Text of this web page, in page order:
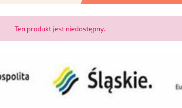
Ten produkt jest niedostępny.